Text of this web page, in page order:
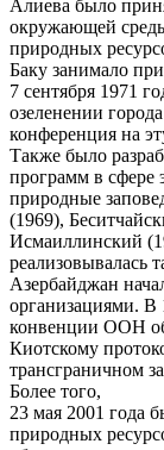
Алиева было
окружающей
природных
Баку занимало
7 сентября 1971
озеленении
конференция на
Также было
программ в сфере
природные
(1969),
Исмаиллинский
реализовывалась
Азербайджан
организациями. В
конвенции ООН
Киотскому
трансграничном
Более того,
23 мая 2001 года
природных